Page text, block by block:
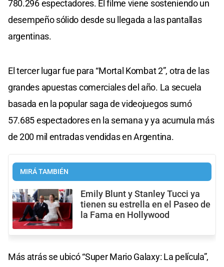
780.296 espectadores. El filme viene sosteniendo un
desempeño sólido desde su llegada a las pantallas
argentinas.
El tercer lugar fue para “Mortal Kombat 2”, otra de las
grandes apuestas comerciales del año. La secuela
basada en la popular saga de videojuegos sumó
57.685 espectadores en la semana y ya acumula más
de 200 mil entradas vendidas en Argentina.
MIRÁ TAMBIÉN
Emily Blunt y Stanley Tucci ya
tienen su estrella en el Paseo de
la Fama en Hollywood
Más atrás se ubicó “Super Mario Galaxy: La película”,